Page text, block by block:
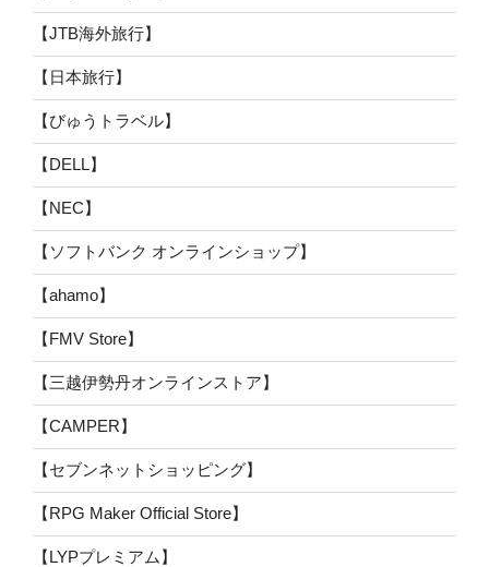
【JTB海外旅行】
【日本旅行】
【びゅうトラベル】
【DELL】
【NEC】
【ソフトバンク オンラインショップ】
【ahamo】
【FMV Store】
【三越伊勢丹オンラインストア】
【CAMPER】
【セブンネットショッピング】
【RPG Maker Official Store】
【LYPプレミアム】